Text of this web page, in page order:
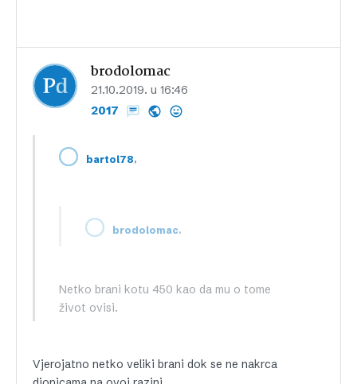
brodolomac
21.10.2019. u 16:46
2017
bartol78,
brodolomac,
Netko brani kotu 450 kao da mu o tome
život ovisi.
Vjerojatno netko veliki brani dok se ne nakrca